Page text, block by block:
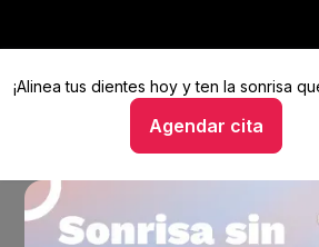
¡Alinea tus dientes hoy yten la sonrisa
Agendar cita
Alinea tus dientes hoy y ten la
Hablar con un